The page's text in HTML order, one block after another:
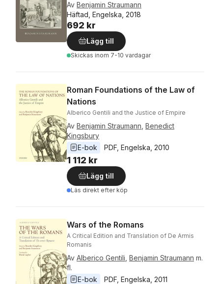
Av Benjamin Straumann
Häftad, Engelska, 2018
692 kr
Lägg till
Skickas inom 7-10 vardagar
Roman Foundations of the Law of
Nations
Alberico Gentili and the Justice of Empire
Av Benjamin Straumann Benedict
Kingsbury
E-bok
PDF Engelska 2010
1 112 kr
Lägg till
Läs direkt efter köp
Wars of the Romans
A Critical Edition and Translation of De Armis
Romanis
Av Alberico Gentili Benjamin Straumann m.
fl.
E-bok
PDF Engelska 2011